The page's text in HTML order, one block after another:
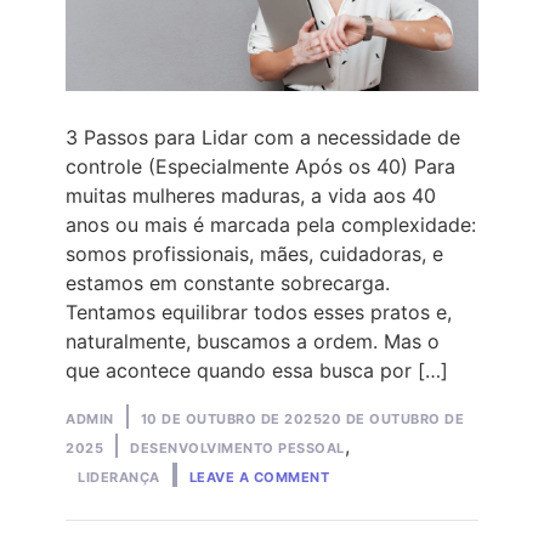
3 Passos para Lidar com a necessidade de
controle (Especialmente Após os 40) Para
muitas mulheres maduras, a vida aos 40
anos ou mais é marcada pela complexidade:
somos profissionais, mães, cuidadoras, e
estamos em constante sobrecarga.
Tentamos equilibrar todos esses pratos e,
naturalmente, buscamos a ordem. Mas o
que acontece quando essa busca por […]
Posted
by
ADMIN 10 DE OUTUBRO DE 202520 DE OUTUBRO DE
2025
Posted
in
DESENVOLVIMENTO PESSOAL,
LIDERANÇA LEAVE A COMMENTON